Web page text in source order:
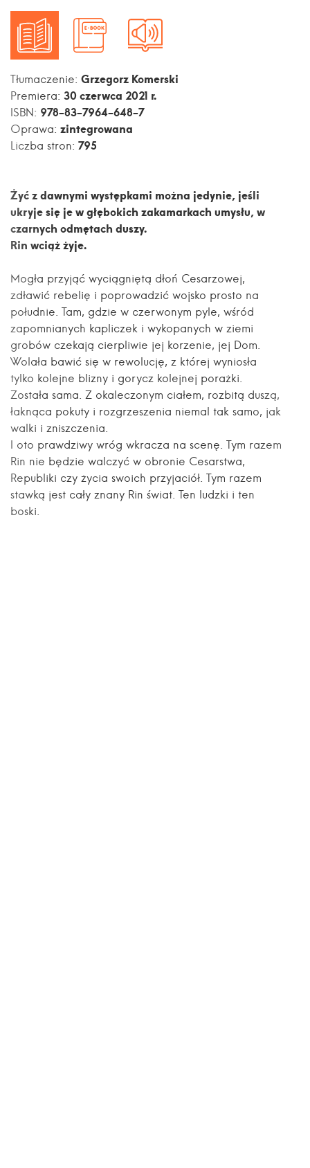
Tłumaczenie: Grzegorz Komerski
Premiera: 30 czerwca 2021 r.
ISBN: 978-83-7964-648-7
Oprawa: zintegrowana
Liczba stron: 795
Żyć z dawnymi występkami można jedynie, jeśli
ukryje się je w głębokich zakamarkach umysłu, w
czarnych odmętach duszy.
Rin wciąż żyje.
Mogła przyjąć wyciągniętą dłoń Cesarzowej,
zdławić rebelię i poprowadzić wojsko prosto na
południe. Tam, gdzie w czerwonym pyle, wśród
zapomnianych kapliczek i wykopanych w ziemi
grobów czekają cierpliwie jej korzenie, jej Dom.
Wolała bawić się w rewolucję, z której wyniosła
tylko kolejne blizny i gorycz kolejnej porażki.
Została sama. Z okaleczonym ciałem, rozbitą duszą,
łaknąca pokuty i rozgrzeszenia niemal tak samo, jak
walki i zniszczenia.
I oto prawdziwy wróg wkracza na scenę. Tym razem
Rin nie będzie walczyć w obronie Cesarstwa,
Republiki czy życia swoich przyjaciół. Tym razem
stawką jest cały znany Rin świat. Ten ludzki i ten
boski.